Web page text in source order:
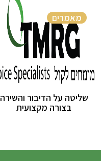
מאמרים
שליטה על הדיבור והשירה
בצורה מקצועית